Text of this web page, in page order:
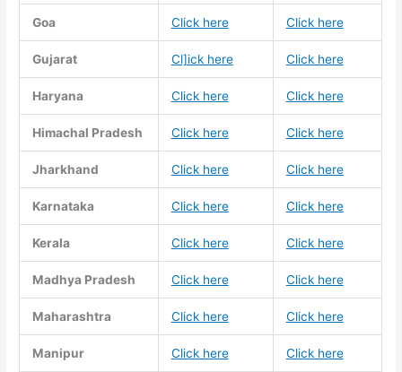
Goa Click here Click here
Gujarat Cl]ick here Click here
Haryana Click here Click here
Himachal Pradesh Click here Click here
Jharkhand Click here Click here
Karnataka Click here Click here
Kerala Click here Click here
Madhya Pradesh Click here Click here
Maharashtra Click here Click here
Manipur Click here Click here